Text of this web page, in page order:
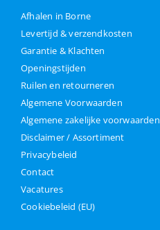
Afhalen in Borne
Levertijd & verzendkosten
Garantie & Klachten
Openingstijden
Ruilen en retourneren
Algemene Voorwaarden
Algemene zakelijke voorwaarden
Disclaimer / Assortiment
Privacybeleid
Contact
Vacatures
Cookiebeleid (EU)